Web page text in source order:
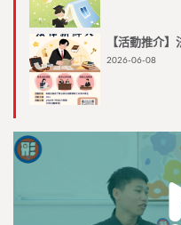
【活動推介
2026-06-08